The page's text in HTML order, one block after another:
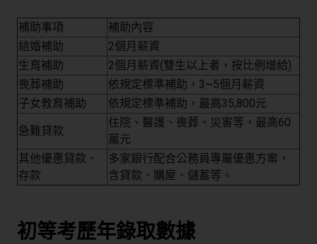
補助事項
補助內容
結婚補助
2個月薪資
生育補助
2個月薪資(雙生以上者，按比例增給)
喪葬補助
依規定標準補助，3~5個月薪資
子女教育補助
依規定標準補助，最高35,800元
急難貸款
住院、醫護、喪葬、災害等，最高60
萬元
其他優惠貸款、
存款
多家銀行配合公務員專屬優惠方案，
含貸款、購屋、儲蓄等。
初等考歷年錄取數據